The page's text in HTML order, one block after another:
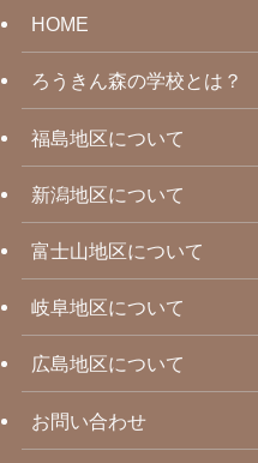
HOME
ろうきん森の学校とは？
福島地区について
新潟地区について
富士山地区について
岐阜地区について
広島地区について
お問い合わせ